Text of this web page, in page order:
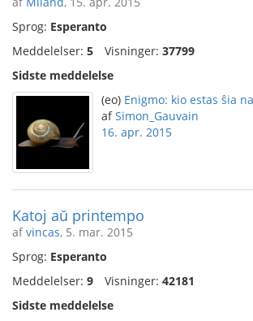
Sprog: Esperanto
Meddelelser: 5 Visninger: 37799
Sidste meddelelse
(eo) Enigmo: kio estas ŝia
afSimon_Gauvain
16. apr. 2015
Katoj aŭ printempo
afvincas, 5. mar. 2015
Sprog: Esperanto
Meddelelser: 9 Visninger: 42181
Sidste meddelelse